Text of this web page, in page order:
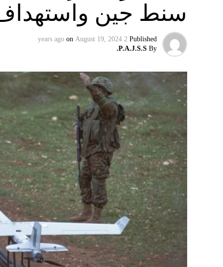
سنط جين
Published
2 years ago
on August 19, 2024
By
P.A.J.S.S.